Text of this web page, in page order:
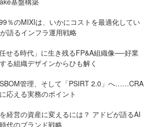
％のMIXIは、いかにコストを最適化してい
語るインフラ運用戦略
任せる時代」に生き残るFP&A組織像──好業
る組織デザインからひも解く
管理、そして「PSIRT 2.0」へ……CRA
応える実務のポイント
経営の資産に変えるには？ アドビが語るAI
代のブランド戦略